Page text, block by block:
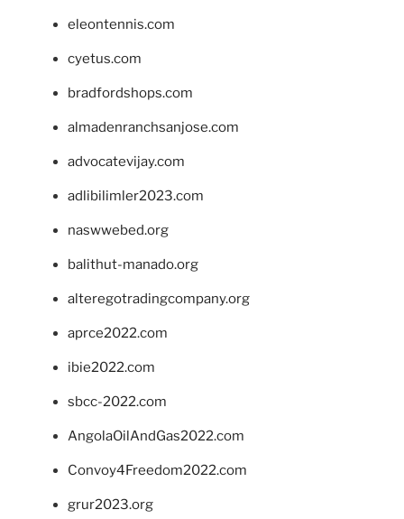
eleontennis.com
cyetus.com
bradfordshops.com
almadenranchsanjose.com
advocatevijay.com
adlibilimler2023.com
naswwebed.org
balithut-manado.org
alteregotradingcompany.org
aprce2022.com
ibie2022.com
sbcc-2022.com
AngolaOilAndGas2022.com
Convoy4Freedom2022.com
grur2023.org